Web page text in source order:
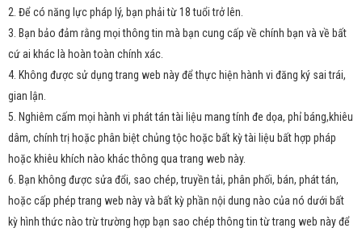
2. Để có năng lực pháp lý, bạn phải từ 18 tuổi trở lên.
3. Bạn bảo đảm rằng mọi thông tin mà bạn cung cấp về chính bạn và về bất
cứ ai khác là hoàn toàn chính xác.
4. Không được sử dụng trang web này để thực hiện hành vi đăng ký sai trái,
gian lận.
5. Nghiêm cấm mọi hành vi phát tán tài liệu mang tính đe dọa, phỉ báng,khiêu
dâm, chính trị hoặc phân biệt chủng tộc hoặc bất kỳ tài liệu bất hợp pháp
hoặc khiêu khích nào khác thông qua trang web này.
6. Bạn không được sửa đổi, sao chép, truyền tải, phân phối, bán, phát tán,
hoặc cấp phép trang web này và bất kỳ phần nội dung nào của nó dưới bất
kỳ hình thức nào trừ trường hợp bạn sao chép thông tin từ trang web này để